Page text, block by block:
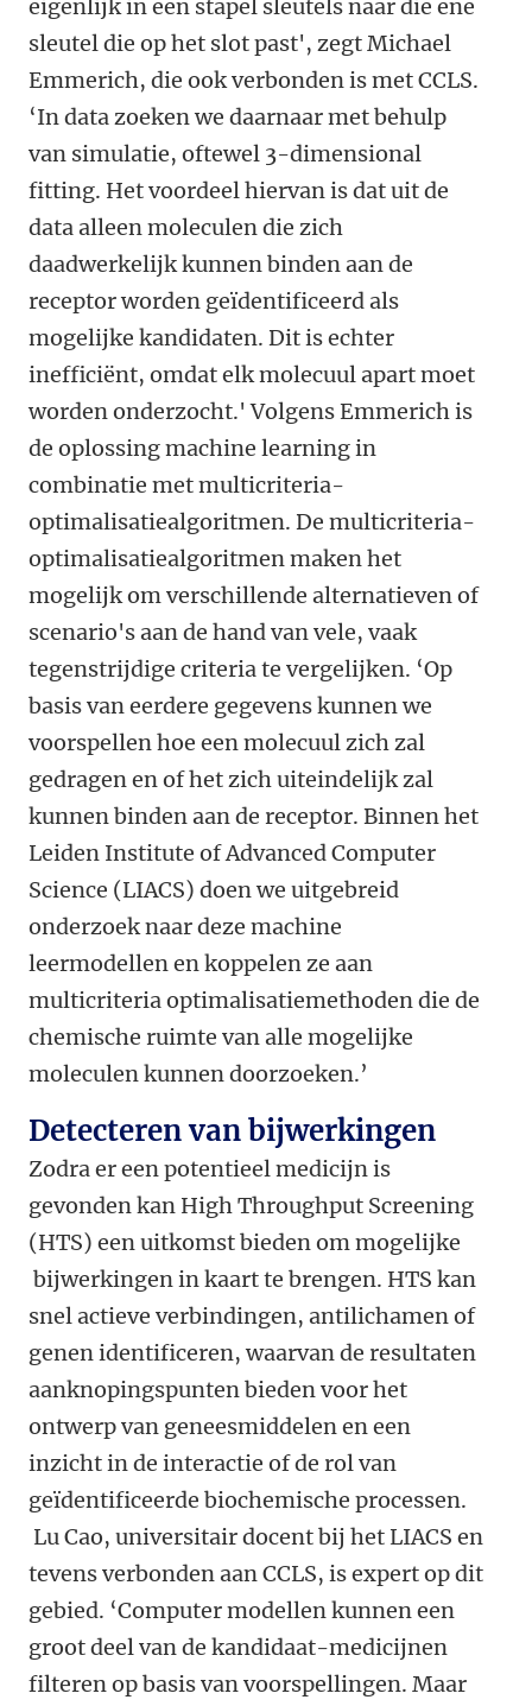
eigenlijk in een stapel sleutels naar die ene
sleutel die op het slot past', zegt Michael
Emmerich, die ook verbonden is met CCLS.
‘In data zoeken we daarnaar met behulp
van simulatie, oftewel 3-dimensional
fitting. Het voordeel hiervan is dat uit de
data alleen moleculen die zich
daadwerkelijk kunnen binden aan de
receptor worden geïdentificeerd als
mogelijke kandidaten. Dit is echter
inefficiënt, omdat elk molecuul apart moet
worden onderzocht.' Volgens Emmerich is
de oplossing machine learning in
combinatie met multicriteria-
optimalisatiealgoritmen. De multicriteria-
optimalisatiealgoritmen maken het
mogelijk om verschillende alternatieven of
scenario's aan de hand van vele, vaak
tegenstrijdige criteria te vergelijken. ‘Op
basis van eerdere gegevens kunnen we
voorspellen hoe een molecuul zich zal
gedragen en of het zich uiteindelijk zal
kunnen binden aan de receptor. Binnen het
Leiden Institute of Advanced Computer
Science (LIACS) doen we uitgebreid
onderzoek naar deze machine
leermodellen en koppelen ze aan
multicriteria optimalisatiemethoden die de
chemische ruimte van alle mogelijke
moleculen kunnen doorzoeken.’
Detecteren van bijwerkingen
Zodra er een potentieel medicijn is
gevonden kan High Throughput Screening
(HTS) een uitkomst bieden om mogelijke
bijwerkingen in kaart te brengen. HTS kan
snel actieve verbindingen, antilichamen of
genen identificeren, waarvan de resultaten
aanknopingspunten bieden voor het
ontwerp van geneesmiddelen en een
inzicht in de interactie of de rol van
geïdentificeerde biochemische processen.
Lu Cao, universitair docent bij het LIACS en
tevens verbonden aan CCLS, is expert op dit
gebied. ‘Computer modellen kunnen een
groot deel van de kandidaat-medicijnen
filteren op basis van voorspellingen. Maar